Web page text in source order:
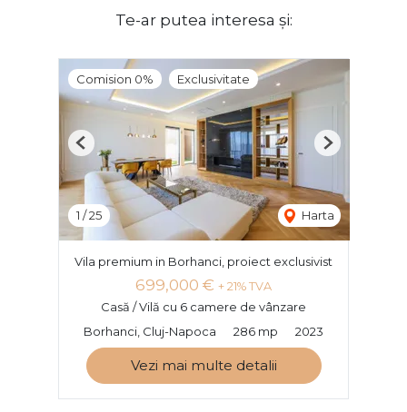
Te-ar putea interesa și:
Comision 0% Exclusivitate
1 /25 Harta
Previous Next
Vila premium in Borhanci, proiect exclusivist
699,000 € + 21% TVA
Casă / Vilă cu 6 camere de vânzare
Borhanci, Cluj-Napoca
286 mp 2023
Vezi mai multe detalii